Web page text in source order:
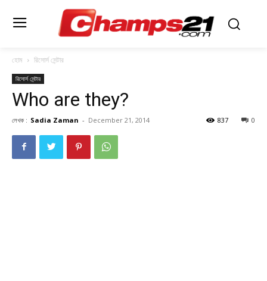
হোম রিসোর্স সেন্টার
রিসোর্স সেন্টার
Who are they?
লেখক : Sadia Zaman - December 21, 2014 0
837